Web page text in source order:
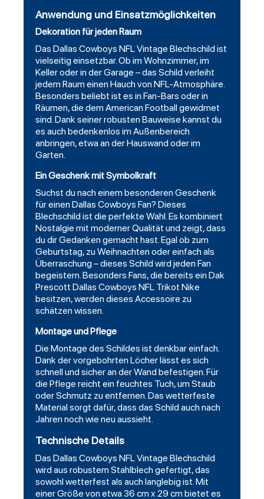
Anwendung und Einsatzmöglichkeiten
Dekoration für jeden Raum
Das Dallas Cowboys NFL Vintage Blechschild ist
vielseitig einsetzbar. Ob im Wohnzimmer, im
Keller oder in der Garage – das Schild verleiht
jedem Raum einen Hauch von NFL-Atmosphäre.
Besonders beliebt ist es in Fan-Bars oder in
Räumen, die dem American Football gewidmet
sind. Dank seiner robusten Bauweise kannst du
es auch bedenkenlos im Außenbereich
anbringen, etwa an der Hauswand oder im
Garten.
Ein Geschenk mit Symbolkraft
Suchst du nach einem besonderen Geschenk
für einen Dallas Cowboys Fan? Dieses
Blechschild ist die perfekte Wahl. Es kombiniert
Nostalgie mit moderner Qualität und zeigt, dass
du dir Gedanken gemacht hast. Egal ob zum
Geburtstag, zu Weihnachten oder einfach als
Überraschung – dieses Schild wird jeden Fan
begeistern. Besonders Fans, die bereits ein Dak
Prescott Dallas Cowboys NFL Trikot Nike
besitzen, werden dieses Accessoire zu
schätzen wissen.
Montage und Pflege
Die Montage des Schildes ist denkbar einfach.
Dank der vorgebohrten Löcher lässt es sich
schnell und sicher an der Wand befestigen. Für
die Pflege reicht ein feuchtes Tuch, um Staub
oder Schmutz zu entfernen. Das wetterfeste
Material sorgt dafür, dass das Schild auch nach
Jahren noch wie neu aussieht.
Technische Details
Das Dallas Cowboys NFL Vintage Blechschild
wird aus robustem Stahlblech gefertigt, das
sowohl wetterfest als auch langlebig ist. Mit
einer Größe von etwa 36 cm x 29 cm bietet es